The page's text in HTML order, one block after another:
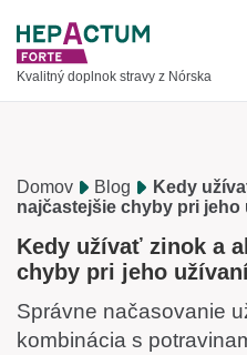
Kvalitný doplnok stravy z Nórska
Domov Blog
Kedy
najčastejšie chyby pri jeho
Kedy užívať zinok a
chyby pri jeho
Správne načasovanie
kombinácia s